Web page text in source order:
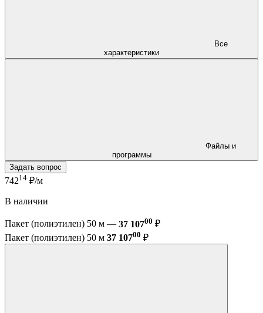
характеристики
программы
Задать вопрос
74214 ₽/м
В наличии
Пакет (полиэтилен) 50 м — 37 10700 ₽
Пакет (полиэтилен) 50 м 37 10700 ₽